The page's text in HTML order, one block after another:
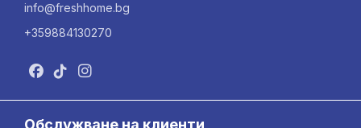
info@freshhome.bg
+359884130270
Обслужване на клиенти